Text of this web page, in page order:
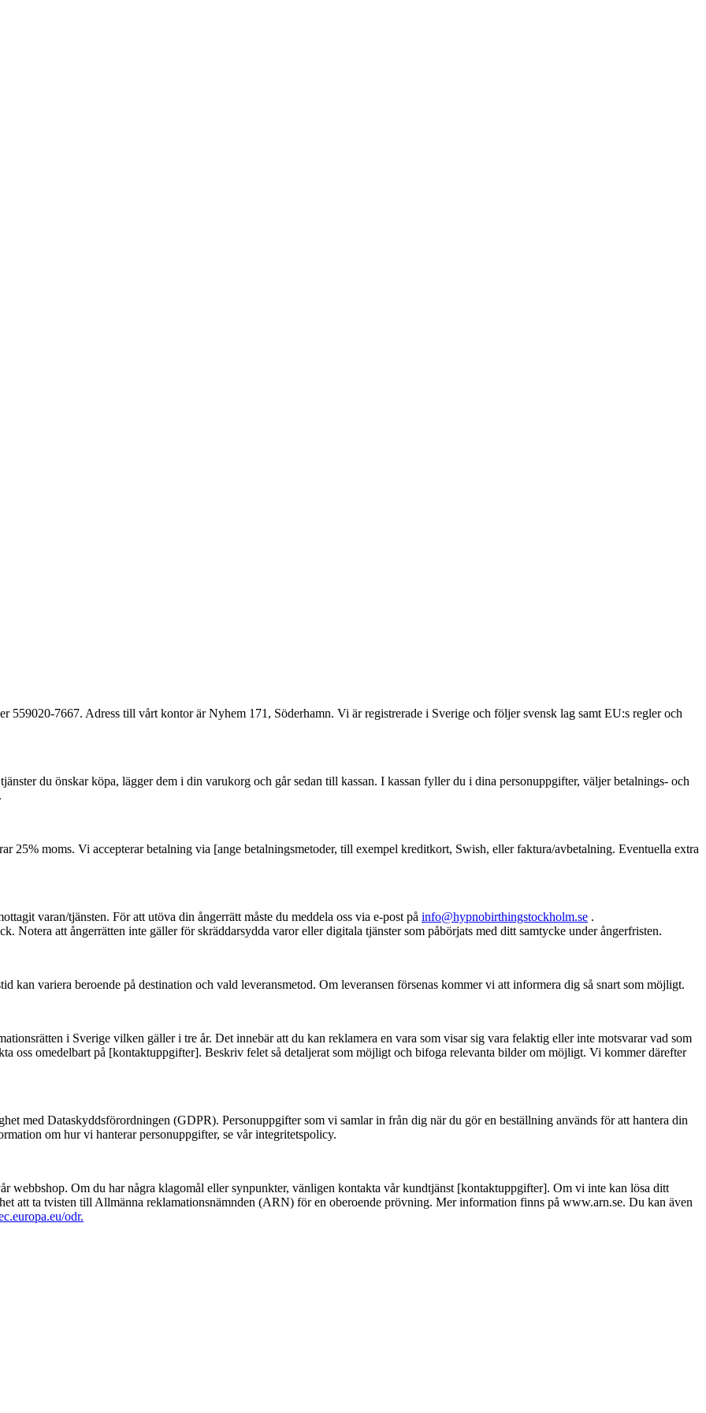
559020-7667. Adress till vårt kontor är Nyhem 171, Söderhamn. Vi är registrerade i Sverige och följer svensk lag samt EU:s regler och
du önskar köpa, lägger dem i din varukorg och går sedan till kassan. I kassan fyller du i dina personuppgifter, väljer betalnings- och
25% moms. Vi accepterar betalning via [ange betalningsmetoder, till exempel kreditkort, Swish, eller faktura/avbetalning. Eventuella extra
varan/tjänsten. För att utöva din ångerrätt måste du meddela oss via e-post på info@hypnobirthingstockholm.se .
Notera att ångerrätten inte gäller för skräddarsydda varor eller digitala tjänster som påbörjats med ditt samtycke under ångerfristen.
kan variera beroende på destination och vald leveransmetod. Om leveransen försenas kommer vi att informera dig så snart som möjligt.
i Sverige vilken gäller i tre år. Det innebär att du kan reklamera en vara som visar sig vara felaktig eller inte motsvarar vad som
oss omedelbart på [kontaktuppgifter]. Beskriv felet så detaljerat som möjligt och bifoga relevanta bilder om möjligt. Vi kommer därefter
med Dataskyddsförordningen (GDPR). Personuppgifter som vi samlar in från dig när du gör en beställning används för att hantera din
om hur vi hanterar personuppgifter, se vår integritetspolicy.
webbshop. Om du har några klagomål eller synpunkter, vänligen kontakta vår kundtjänst [kontaktuppgifter]. Om vi inte kan lösa ditt
att ta tvisten till Allmänna reklamationsnämnden (ARN) för en oberoende prövning. Mer information finns på www.arn.se. Du kan även
odr.